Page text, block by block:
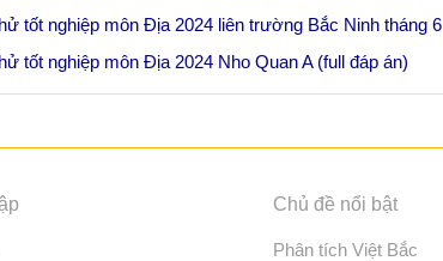
tốt nghiệp môn Địa 2024 liên trường Bắc Ninh tháng 6
tốt nghiệp môn Địa 2024 Nho Quan A (full đáp án)
Chủ đề nổi bật
Phân tích Việt Bắc